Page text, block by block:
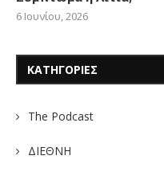
6 Ιουνίου, 2026
ΚΑΤΗΓΟΡΙΕΣ
The Podcast
ΔΙΕΘΝΗ